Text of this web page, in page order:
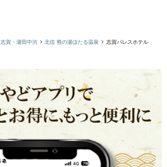
志賀・湯田中渋 北信 熊の湯ほたる温泉 志賀パレスホテル